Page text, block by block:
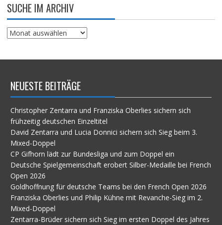
SUCHE IM ARCHIV
Suche
NEUESTE BEITRÄGE
Christopher Zentarra und Franziska Oberlies sichern sich
frühzeitig deutschen Einzeltitel
David Zentarra und Lucia Donnici sichern sich Sieg beim 3.
Mixed-Doppel
CP Gifhorn lädt zur Bundesliga und zum Doppel ein
Deutsche Spielgemeinschaft erobert Silber-Medaille bei French
Open 2026
Goldhoffnung für deutsche Teams bei den French Open 2026
Franziska Oberlies und Philip Kühne mit Revanche-Sieg im 2.
Mixed-Doppel
Zentarra-Brüder sichern sich Sieg im ersten Doppel des Jahres